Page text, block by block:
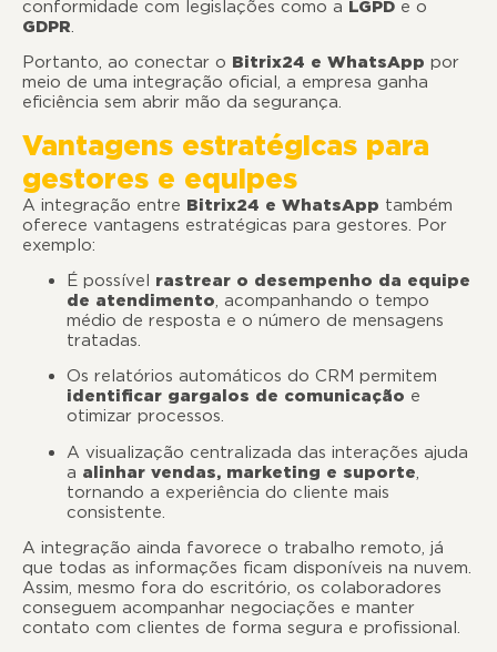
conformidade com legislações como a LGPD e o
GDPR.
Portanto, ao conectar o Bitrix24 e WhatsApp por
meio de uma integração oficial, a empresa ganha
eficiência sem abrir mão da segurança.
Vantagens estratégicas para
gestores e equipes
A integração entre Bitrix24 e WhatsApp também
oferece vantagens estratégicas para gestores. Por
exemplo:
É possível rastrear o desempenho da equipe
de atendimento, acompanhando o tempo
médio de resposta e o número de mensagens
tratadas.
Os relatórios automáticos do CRM permitem
identificar gargalos de comunicação e
otimizar processos.
A visualização centralizada das interações ajuda
a alinhar vendas, marketing e suporte,
tornando a experiência do cliente mais
consistente.
A integração ainda favorece o trabalho remoto, já
que todas as informações ficam disponíveis na nuvem.
Assim, mesmo fora do escritório, os colaboradores
conseguem acompanhar negociações e manter
contato com clientes de forma segura e profissional.